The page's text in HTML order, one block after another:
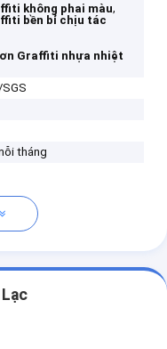
không phai màu,
bền bỉ chịu tác
Graffiti nhựa nhiệt
tháng